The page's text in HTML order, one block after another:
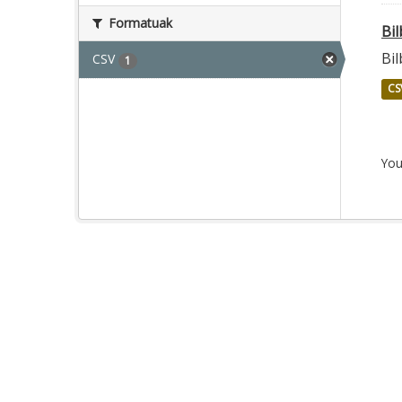
Formatuak
CSV 1